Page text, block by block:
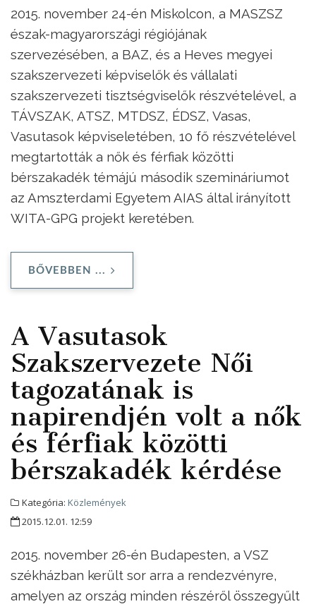
2015. november 24-én Miskolcon, a MASZSZ
észak-magyarországi régiójának
szervezésében, a BAZ, és a Heves megyei
szakszervezeti képviselők és vállalati
szakszervezeti tisztségviselők részvételével, a
TÁVSZAK, ATSZ, MTDSZ, ÉDSZ, Vasas,
Vasutasok képviseletében, 10 fő részvételével
megtartották a nők és férfiak közötti
bérszakadék témájú második szemináriumot
az Amszterdami Egyetem AIAS által irányított
WITA-GPG projekt keretében.
BŐVEBBEN ...
A Vasutasok
Szakszervezete Női
tagozatának is
napirendjén volt a nők
és férfiak közötti
bérszakadék kérdése
Kategória: Közlemények
2015.12.01. 12:59
2015. november 26-én Budapesten, a VSZ
székházban került sor arra a rendezvényre,
amelyen az ország minden részéről összegyűlt